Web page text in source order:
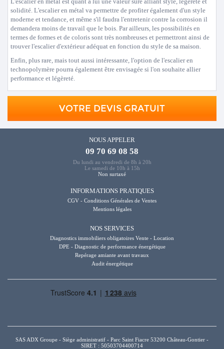
solidité. L'escalier en métal va permettre de profiter également d'un style
moderne et tendance, et même s'il faudra l'entretenir contre la corrosion il
demandera moins de travail que le bois. Par ailleurs, les possibilités en
termes de formes et de coloris sont très nombreuses et permettront ainsi de
trouver l'escalier d'extérieur adéquat en fonction du style de sa maison.
Enfin, plus rare, mais tout aussi intéressante, l'option de l'escalier en
technopolymère pourra également être envisagée si l'on souhaite allier
performance et légèreté.
VOTRE DEVIS GRATUIT
NOUS APPELER
09 70 69 08 58
Du lundi au vendredi de 8h à 20h
Le samedi de 10h à 15h
Non surtaxé
INFORMATIONS PRATIQUES
CGV - Conditions Générales de Ventes
Mentions légales
NOS SERVICES
Diagnostics immobiliers obligatoires Vente - Location
DPE - Diagnostic de performance énergétique
Repérage amiante avant travaux
Audit énergétique
SAS ADX Groupe - Siège administratif - Parc Saint Fiacre 53200 Château-Gontier -
SIRET : 50503704400714